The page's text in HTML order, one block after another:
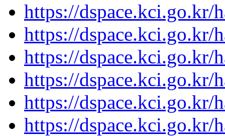
https://dspace.kci.go.kr/
https://dspace.kci.go.kr/
https://dspace.kci.go.kr/
https://dspace.kci.go.kr/
https://dspace.kci.go.kr/
https://dspace.kci.go.kr/